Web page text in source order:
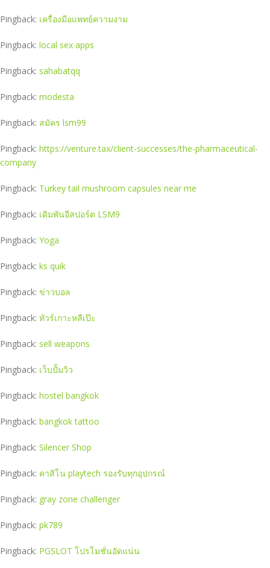
Pingback: เครื่องมือแพทย์ความงาม
Pingback: local sex apps
Pingback: sahabatqq
Pingback: modesta
Pingback: สมัคร lsm99
Pingback: https://venture.tax/client-successes/the-pharmaceutical-
company
Pingback: Turkey tail mushroom capsules near me
Pingback: เดิมพันอีสปอร์ต LSM9
Pingback: Yoga
Pingback: ks quik
Pingback: ข่าวบอล
Pingback: ทัวร์เกาะหลีเป๊ะ
Pingback: sell weapons
Pingback: เว็บปั้มวิว
Pingback: hostel bangkok
Pingback: bangkok tattoo
Pingback: Silencer Shop
Pingback: คาสิโน playtech รองรับทุกอุปกรณ์
Pingback: gray zone challenger
Pingback: pk789
Pingback: PGSLOT โปรโมชั่นอัดแน่น